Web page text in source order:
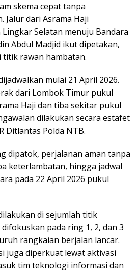
skema cepat tanpa
Jalur dari Asrama Haji
Lingkar Selatan menuju Bandara
Abdul Madjid ikut dipetakan,
rawan hambatan.
mulai 21 April 2026.
dari Lombok Timur pukul
Haji dan tiba sekitar pukul
dilakukan secara estafet
Ditlantas Polda NTB.
dipatok, perjalanan aman tanpa
keterlambatan, hingga jadwal
pada 22 April 2026 pukul
di sejumlah titik
pada ring 1, 2, dan 3
rangkaian berjalan lancar.
juga diperkuat lewat aktivasi
tim teknologi informasi dan